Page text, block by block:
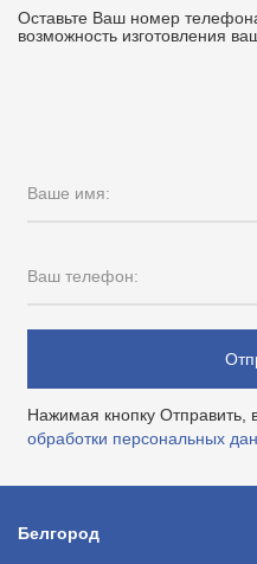
Оставьте Ваш номер
возможность изготовления
Ваше имя:
Ваш телефон:
Нажимая кнопку Отправить,
обработки персональных
Белгород